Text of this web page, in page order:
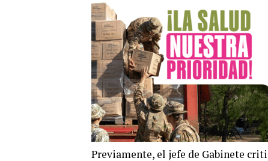
Previamente, el jefe de Gabinete